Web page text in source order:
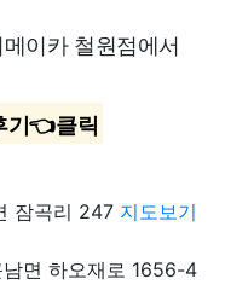
이카 철원점에서
기👈클릭
잠곡리 247 지도보기
면 하오재로 1656-4